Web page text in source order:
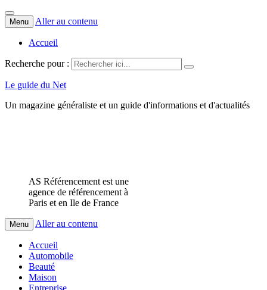
Menu Aller au contenu
Accueil
Recherche pour :
Le guide du Net
Un magazine généraliste et un guide d'informations et d'actualités
AS Référencement est une
agence de référencement à
Paris et en Ile de France
Menu Aller au contenu
Accueil
Automobile
Beauté
Maison
Entreprise